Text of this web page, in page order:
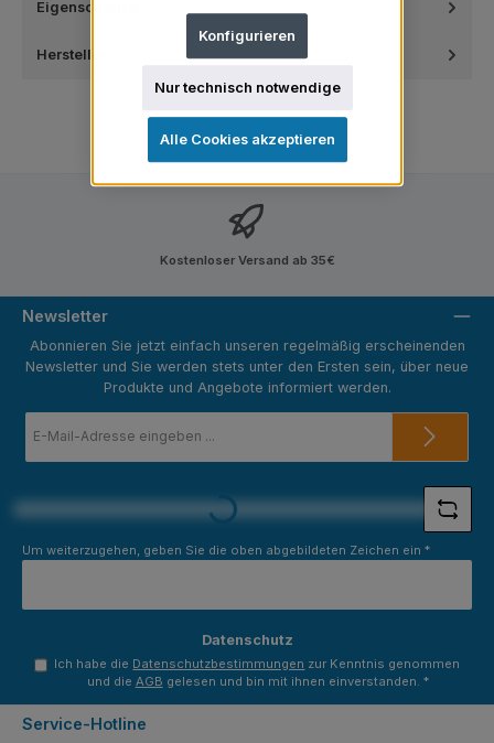
Eigenschaften
Hersteller
Kostenloser Versand ab 35€
Newsletter
Abonnieren Sie jetzt einfach unseren regelmäßig erscheinenden
Newsletter und Sie werden stets unter den Ersten sein, über neue
Produkte und Angebote informiert werden.
Mail-
Loading...
Um weiterzugehen, geben Sie die oben abgebildeten Zeichen ein *
Datenschutz
Ich habe die Datenschutzbestimmungen zur Kenntnis genommen
und die AGB gelesen und bin mit ihnen einverstanden. *
Service-Hotline
Nur technisch notwendige
Konfigurieren
Alle Cookies akzeptieren